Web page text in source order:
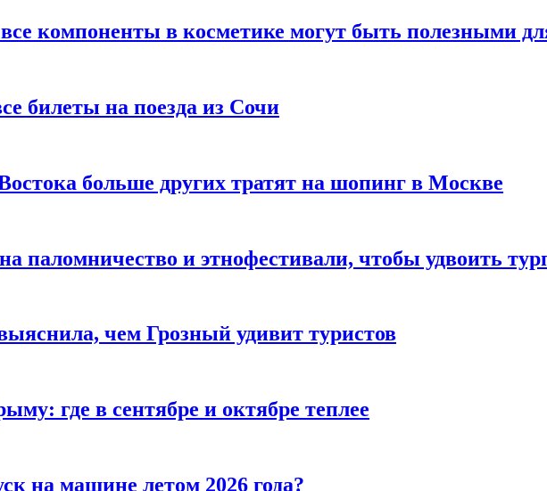
компоненты в косметике могут быть полезными
билеты на поезда из Сочи
больше других тратят на шопинг в Москве
паломничество и этнофестивали, чтобы удвоить
чем Грозный удивит туристов
где в сентябре и октябре теплее
на машине летом 2026 года?